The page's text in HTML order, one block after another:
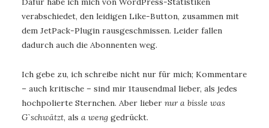
verabschiedet, den leidigen Like-Button, zusammen mit
dem JetPack-Plugin rausgeschmissen. Leider fallen
dadurch auch die Abonnenten weg.
Ich gebe zu, ich schreibe nicht nur für mich; Kommentare
– auch kritische – sind mir 1tausendmal lieber, als jedes
hochpolierte Sternchen. Aber lieber nur a bissle was
Gˋschwätzt, als a weng gedrückt.